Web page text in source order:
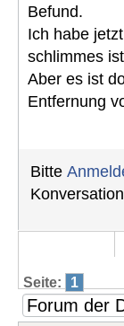
Befund.
Ich habe
schlimmes
Aber es ist
Entfernung
Bitte
Seite: 1